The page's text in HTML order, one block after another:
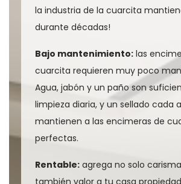
la industria de la cuarcita
durante décadas!
Bajo mantenimiento:las
cuarcita requieren muy poco
Agua, jabón y un paño son
limpieza diaria, y un sellado cada
mantienen a las encimeras de
perfectas.
Rentable:agrega no solo
también valor a tu casa